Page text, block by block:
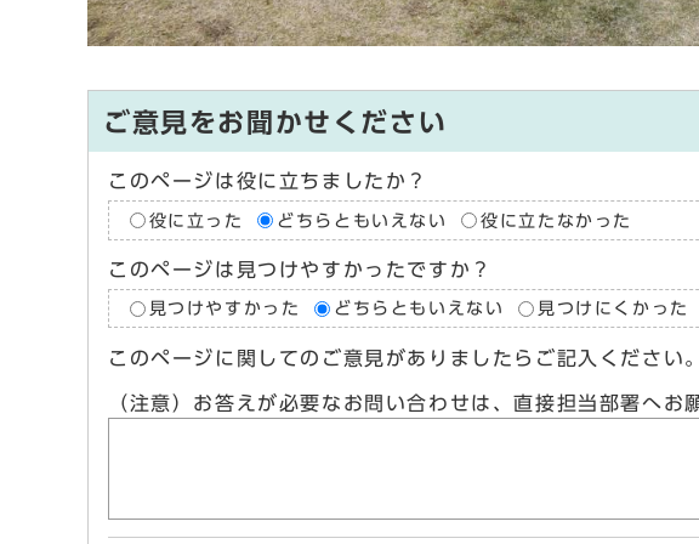
ご意見をお聞かせください
このページは役に立ちましたか？
役に立った どちらともいえない 役に立たなかった
このページは見つけやすかったですか？
見つけやすかった どちらともいえない 見つけにくかった
このページに関してのご意見がありましたらご記入ください。
（注意）お答えが必要なお問い合わせは、直接担当部署へ